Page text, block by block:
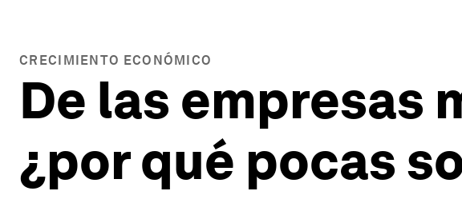
CRECIMIENTO ECONÓMICO
De las empresas
¿por qué pocas